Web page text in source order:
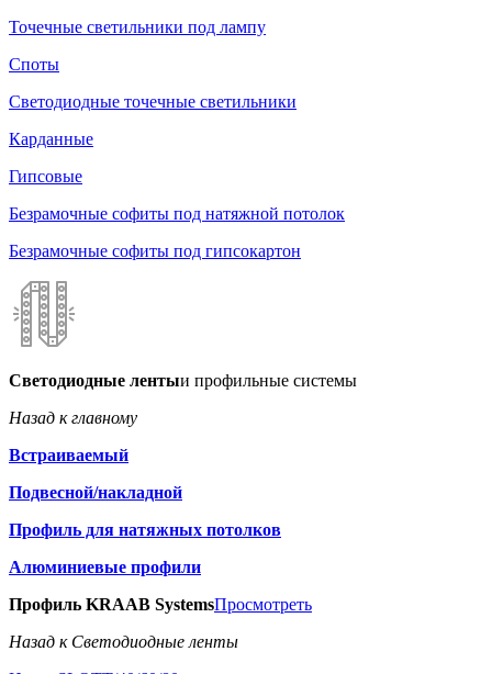
Точечные светильники под лампу
Споты
Светодиодные точечные светильники
Карданные
Гипсовые
Безрамочные софиты под натяжной потолок
Безрамочные софиты под гипсокартон
Светодиодные лентыи профильные системы
Назад к главному
Встраиваемый
Подвесной/накладной
Профиль для натяжных потолков
Алюминиевые профили
Профиль KRAAB SystemsПросмотреть
Назад к Светодиодные ленты